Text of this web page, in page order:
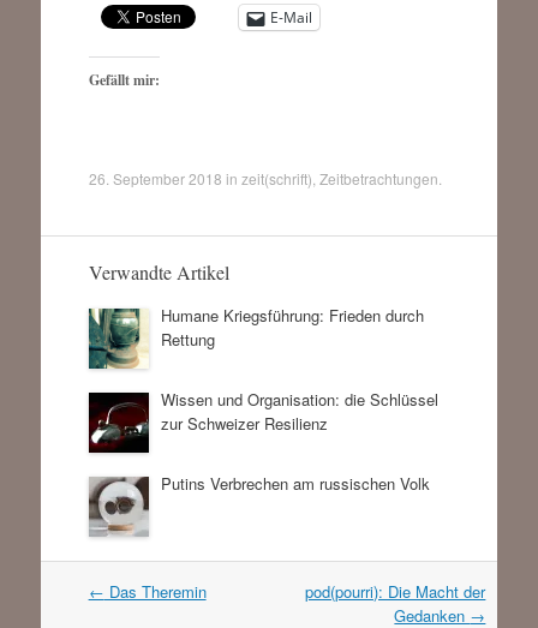
E-Mail
Gefällt mir:
26. September 2018 in zeit(schrift) Zeitbetrachtungen
Verwandte Artikel
Humane Kriegsführung: Frieden durch
Rettung
Wissen und Organisation: die Schlüssel
zur Schweizer Resilienz
Putins Verbrechen am russischen Volk
Artikel
← Das Theremin
pod(pourri): Die Macht der
Gedanken →